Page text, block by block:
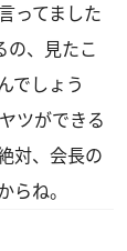
ってました
の、見たこ
でしょう
ツができる
対、会長の
らね。